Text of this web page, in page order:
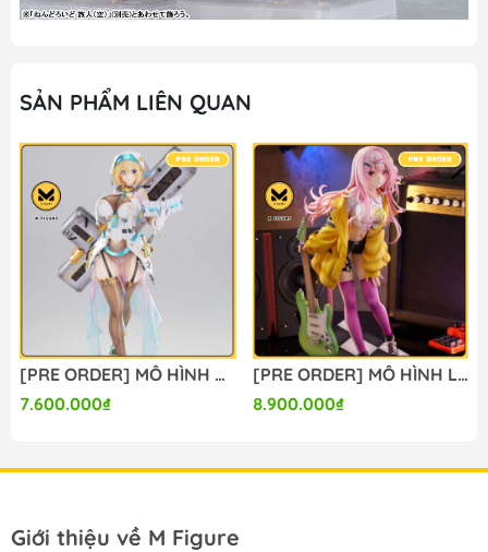
SẢN PHẨM LIÊN QUAN
[PRE ORDER] MÔ HÌNH Bunny Suit Planning - Sophia F. Shirring - 1/6 - Sister Ver., Bright Edition (Magi Arts) FIGURE CHÍNH HÃNG
7.600.000₫
[PRE ORDER] MÔ HÌNH Limelight Lemonade Jam - Harumi Ena - 1/3.5 (Alice Glint) FIGURE CHÍNH HÃNG
8.900.000₫
Giới thiệu về M Figure